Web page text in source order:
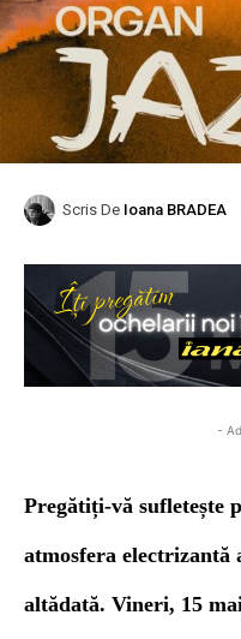
Scris De Ioana BRADEA
-
Pregătiți-vă sufletește
atmosfera
altădată. Vineri, 15